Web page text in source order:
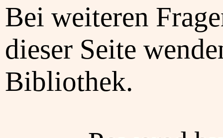
Bei weiteren
dieser Seite
Bibliothek.